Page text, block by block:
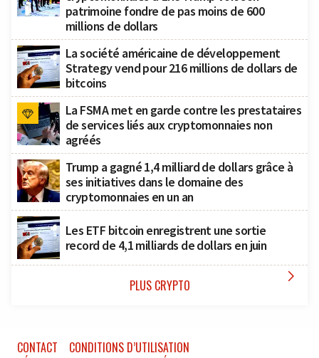
patrimoine fondre de pas moins de 600
millions de dollars
La société américaine de développement
Strategy vend pour 216 millions de dollars de
bitcoins
La FSMA met en garde contre les prestataires
de services liés aux cryptomonnaies non
agréés
Trump a gagné 1,4 milliard de dollars grâce à
ses initiatives dans le domaine des
cryptomonnaies en un an
Les ETF bitcoin enregistrent une sortie
record de 4,1 milliards de dollars en juin
PLUS CRYPTO 
CONTACT
CONDITIONS D’UTILISATION